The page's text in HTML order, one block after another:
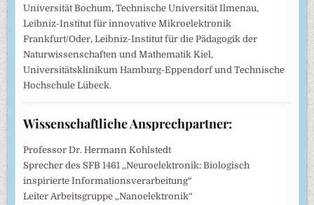
Universität Bochum, Technische Universität Ilmenau,
Leibniz-Institut für innovative Mikroelektronik
Frankfurt/Oder, Leibniz-Institut für die Pädagogik der
Naturwissenschaften und Mathematik Kiel,
Universitätsklinikum Hamburg-Eppendorf und Technische
Hochschule Lübeck.
Wissenschaftliche Ansprechpartner:
Professor Dr. Hermann Kohlstedt
Sprecher des SFB 1461 „Neuroelektronik: Biologisch
inspirierte Informationsverarbeitung“
Leiter Arbeitsgruppe „Nanoelektronik“